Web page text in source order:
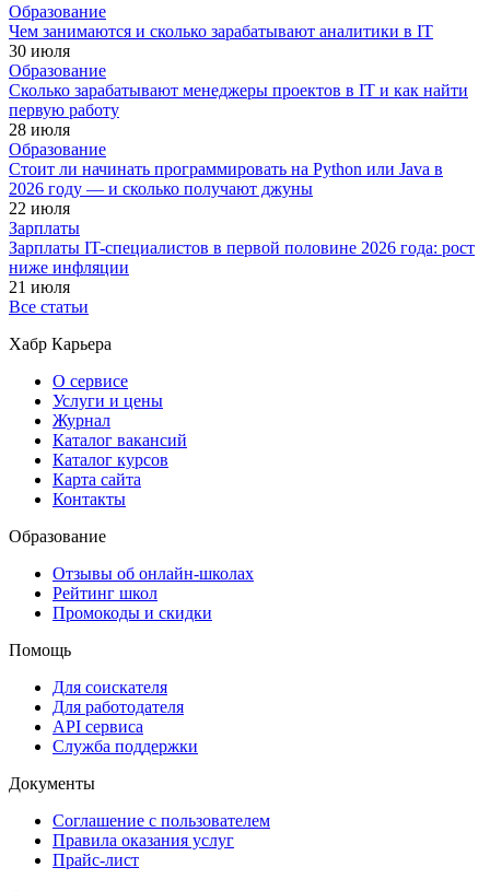
Образование
Чем занимаются и сколько зарабатывают аналитики в IT
30 июля
Образование
Сколько зарабатывают менеджеры проектов в IT и как найти
первую работу
28 июля
Образование
Стоит ли начинать программировать на Python или Java в
2026 году — и сколько получают джуны
22 июля
Зарплаты
Зарплаты IT-специалистов в первой половине 2026 года: рост
ниже инфляции
21 июля
Все статьи
Хабр Карьера
О сервисе
Услуги и цены
Журнал
Каталог вакансий
Каталог курсов
Карта сайта
Контакты
Образование
Отзывы об онлайн-школах
Рейтинг школ
Промокоды и скидки
Помощь
Для соискателя
Для работодателя
API сервиса
Служба поддержки
Документы
Соглашение с пользователем
Правила оказания услуг
Прайс-лист